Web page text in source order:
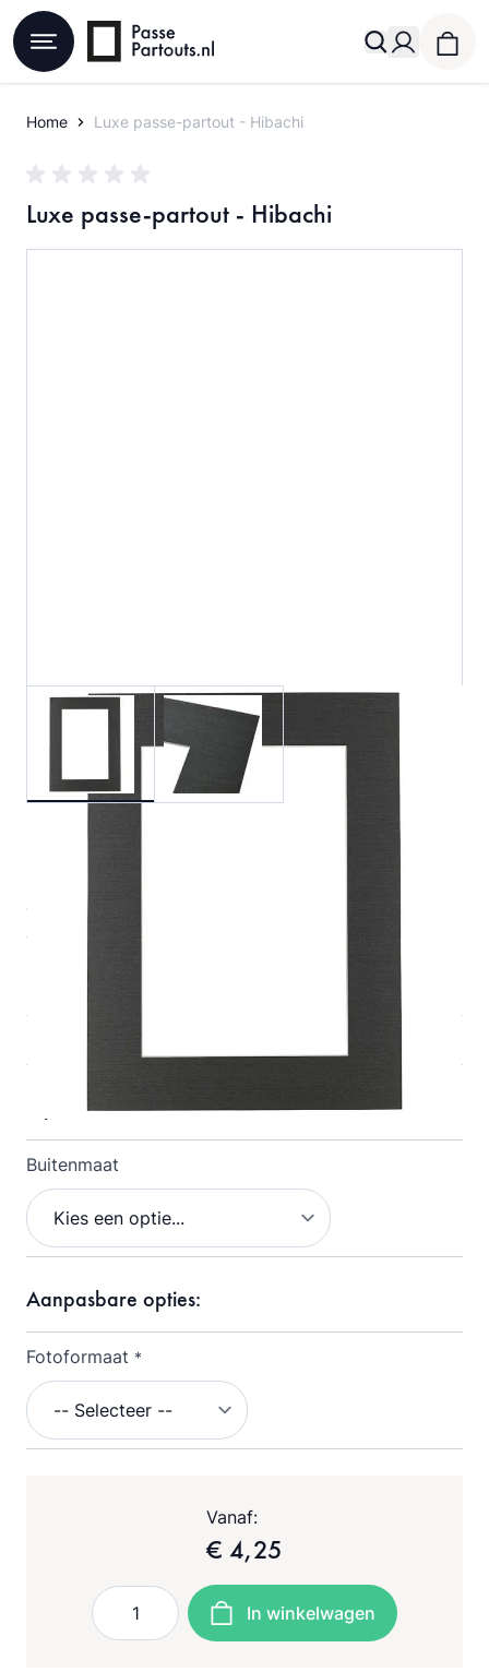
Ga naar de inhoud
Home Luxe passe-partout - Hibachi
Luxe passe-partout - Hibachi
Een prachtig passe-partout met een zijden
oppervlak. Dit passe-partout geeft uw afbeelding
een luxe uitstraling!
Buitenmaat
Aanpasbare opties:
Fotoformaat *
Vanaf:
€ 4,25
Aantal
In winkelwagen